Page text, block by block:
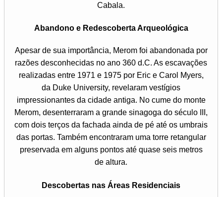
Cabala.
Abandono e Redescoberta Arqueológica
Apesar de sua importância, Merom foi abandonada por
razões desconhecidas no ano 360 d.C. As escavações
realizadas entre 1971 e 1975 por Eric e Carol Myers,
da Duke University, revelaram vestígios
impressionantes da cidade antiga. No cume do monte
Merom, desenterraram a grande sinagoga do século III,
com dois terços da fachada ainda de pé até os umbrais
das portas. Também encontraram uma torre retangular
preservada em alguns pontos até quase seis metros
de altura.
Descobertas nas Áreas Residenciais